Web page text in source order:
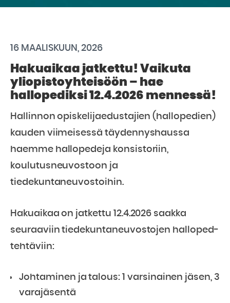
16 MAALISKUUN, 2026
Hakuaikaa jatkettu! Vaikuta
yliopistoyhteisöön – hae
hallopediksi 12.4.2026 mennessä!
Hallinnon opiskelijaedustajien (hallopedien)
kauden viimeisessä täydennyshaussa
haemme hallopedeja konsistoriin,
koulutusneuvostoon ja
tiedekuntaneuvostoihin.
Hakuaikaa on jatkettu 12.4.2026 saakka
seuraaviin tiedekuntaneuvostojen halloped-
tehtäviin:
Johtaminen ja talous: 1 varsinainen jäsen, 3
varajäsentä